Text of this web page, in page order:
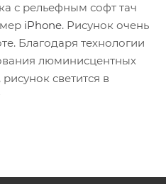
с рельефным софт тач
iPhone. Рисунок очень
Благодаря технологии
люминисцентных
светится в